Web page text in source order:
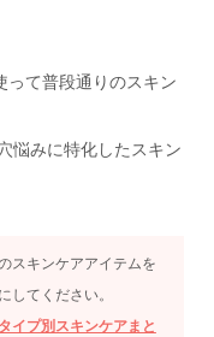
って普段通りのスキン
悩みに特化したスキン
スキンケアアイテムを
してください。
イプ別スキンケアまと